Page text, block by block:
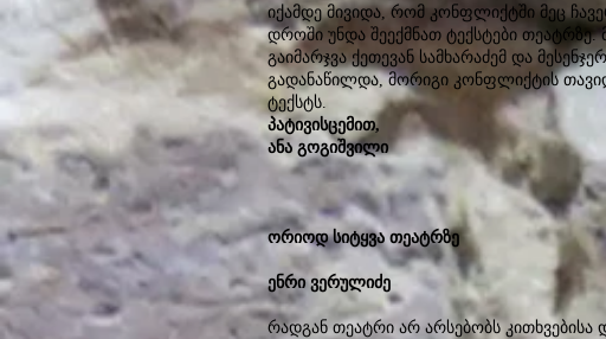
იქამდე მივიდა, რომ კონფლიქტში მეც
დროში უნდა შეექმნათ ტექსტები
გაიმარჯვა ქეთევან სამხარაძემ და
გადანაწილდა, მორიგი კონფლიქტის
ტექსტს.
პატივისცემით,
ანა გოგიშვილი
ორიოდ სიტყვა თეატრზე
ენრი ვერულიძე
რადგან თეატრი არ არსებობს